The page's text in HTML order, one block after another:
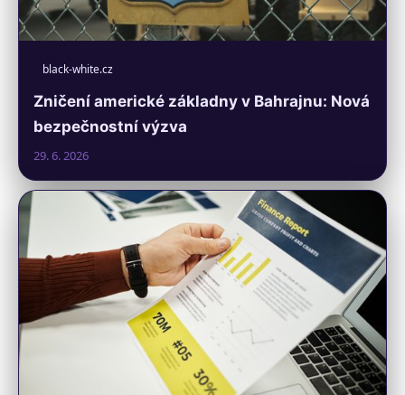
black-white.cz
Zničení americké základny v Bahrajnu: Nová
bezpečnostní výzva
29. 6. 2026